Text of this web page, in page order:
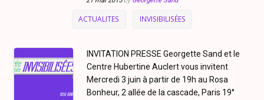
ACTUALITES INVISIBILISÉES
INVITATION PRESSE Georgette Sand et le
Centre Hubertine Auclert vous invitent
Mercredi 3 juin à partir de 19h au Rosa
Bonheur, 2 allée de la cascade, Paris 19°